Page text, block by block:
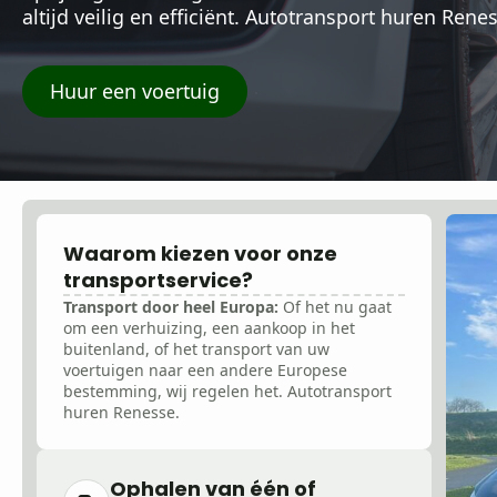
altijd veilig en efficiënt. Autotransport huren
Huur een voertuig
Waarom kiezen voor onze
transportservice?
Transport door heel Europa: Of het nu gaat
om een verhuizing, een aankoop in het
buitenland, of het transport van uw
voertuigen naar een andere Europese
bestemming, wij regelen het. Autotransport
huren Renesse.
Ophalen van één of